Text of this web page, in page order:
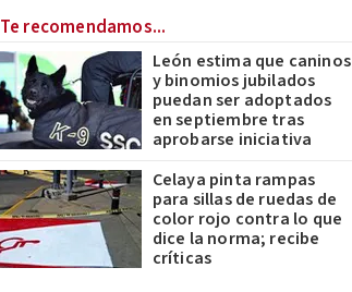
Te recomendamos...
León estima que caninos
y binomios jubilados
puedan ser adoptados
en septiembre tras
aprobarse iniciativa
Celaya pinta rampas
para sillas de ruedas de
color rojo contra lo que
dice la norma; recibe
críticas